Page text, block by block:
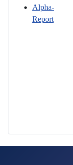
Alpha-
Report